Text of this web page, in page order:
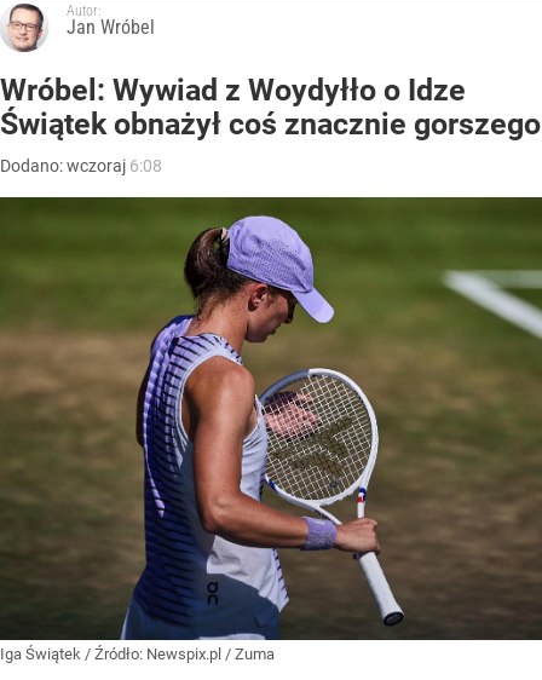
Autor:
Jan Wróbel
Wróbel: Wywiad z Woydyłło o Idze
Świątek obnażył coś znacznie gorszego
Dodano:wczoraj 6:08
Iga Świątek / Źródło: Newspix.pl / Zuma